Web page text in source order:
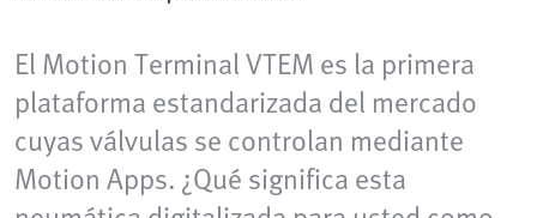
El Motion Terminal VTEM es la primera
plataforma estandarizada del mercado
cuyas válvulas se controlan mediante
Motion Apps. ¿Qué significa esta